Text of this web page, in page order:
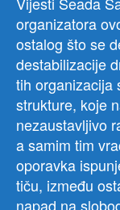
organizatora
ostalog što se
destabilizacije
tih organizacija
strukture, koje
nezaustavljivo
a samim tim
oporavka
tiču, između
napad na